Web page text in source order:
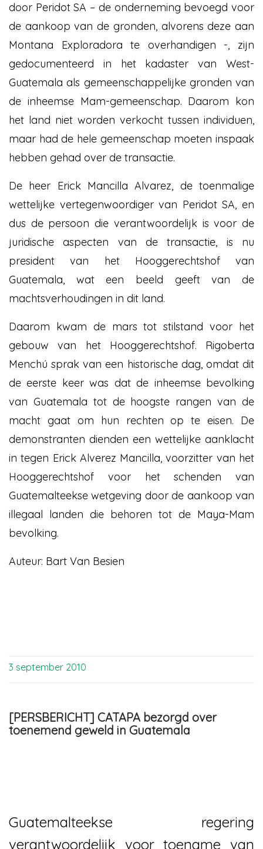
door Peridot SA – de onderneming bevoegd voor
de aankoop van de gronden, alvorens deze aan
Montana Exploradora te overhandigen -, zijn
gedocumenteerd in het kadaster van West-
Guatemala als gemeenschappelijke gronden van
de inheemse Mam-gemeenschap. Daarom kon
het land niet worden verkocht tussen individuen,
maar had de hele gemeenschap moeten inspaak
hebben gehad over de transactie.
De heer Erick Mancilla Alvarez, de toenmalige
wettelijke vertegenwoordiger van Peridot SA, en
dus de persoon die verantwoordelijk is voor de
juridische aspecten van de transactie, is nu
president van het Hooggerechtshof van
Guatemala, wat een beeld geeft van de
machtsverhoudingen in dit land.
Daarom kwam de mars tot stilstand voor het
gebouw van het Hooggerechtshof. Rigoberta
Menchú sprak van een historische dag, omdat dit
de eerste keer was dat de inheemse bevolking
van Guatemala tot de hoogste rangen van de
macht gaat om hun rechten op te eisen. De
demonstranten dienden een wettelijke aanklacht
in tegen Erick Alverez Mancilla, voorzitter van het
Hooggerechtshof voor het schenden van
Guatemalteekse wetgeving door de aankoop van
illegaal landen die behoren tot de Maya-Mam
bevolking.
Auteur: Bart Van Besien
3 september 2010
[PERSBERICHT] CATAPA bezorgd over
toenemend geweld in Guatemala
Guatemalteekse regering
verantwoordelijk voor toename van